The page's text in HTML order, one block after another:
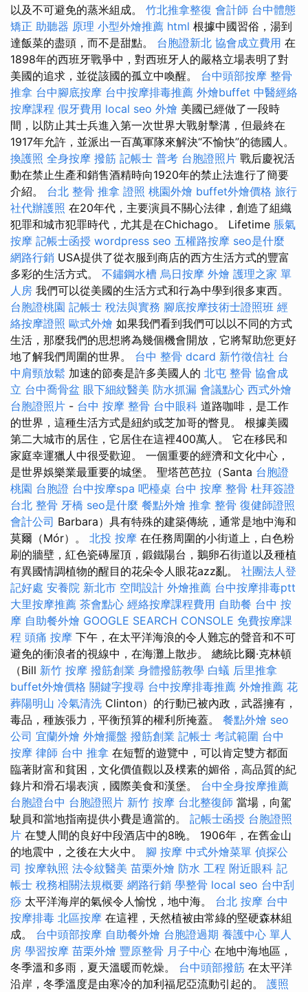
以及不可避免的蒸米組成。 竹北推拿整復 會計師 台中體態
矯正 助聽器 原理 小型外燴推薦 html 根據中國習俗，湯到
達飯菜的盡頭，而不是甜點。 台胞證新北 協會成立費用 在
1898年的西班牙戰爭中，對西班牙人的嚴格立場表明了對
美國的追求，並從該國的孤立中喚醒。 台中頭部按摩 整骨
推拿 台中腳底按摩 台中按摩排毒推薦 外燴buffet 中醫經絡
按摩課程 假牙費用 local seo 外燴 美國已經做了一段時
間，以防止其士兵進入第一次世界大戰射擊溝，但最終在
1917年允許，並派出一百萬軍隊來解決“不愉快”的德國人。
換護照 全身按摩 撥筋 記帳士 普考 台胞證照片 戰后慶祝活
動在禁止生產和銷售酒精時向1920年的禁止法進行了簡要
介紹。 台北 整骨 推拿 證照 桃園外燴 buffet外燴價格 旅行
社代辦護照 在20年代，主要演員不關心法律，創造了組織
犯罪和城市犯罪時代，尤其是在Chichago。 Lifetime 脹氣
按摩 記帳士函授 wordpress seo 五權路按摩 seo是什麼
網路行銷 USA提供了從衣服到商店的西方生活方式的豐富
多彩的生活方式。 不鏽鋼水槽 烏日按摩 外燴 護理之家 單
人房 我們可以從美國的生活方式和行為中學到很多東西。
台胞證桃園 記帳士 稅法與實務 腳底按摩技術士證照班 經
絡按摩證照 歐式外燴 如果我們看到我們可以以不同的方式
生活，那麼我們的思想將為幾個機會開放，它將幫助您更好
地了解我們周圍的世界。 台中 整骨 dcard 新竹徵信社 台
中肩頸放鬆 加速的節奏是許多美國人的 北屯 整骨 協會成
立 台中喬骨盆 眼下細紋醫美 防水抓漏 會議點心 西式外燴
台胞證照片 - 台中 按摩 整骨 台中眼科 道路咖啡，是工作
的世界，這種生活方式是紐約或芝加哥的瞥見。 根據美國
第二大城市的居住，它居住在這裡400萬人。 它在移民和
家庭幸運獵人中很受歡迎。 一個重要的經濟和文化中心，
是世界娛樂業最重要的城堡。 聖塔芭芭拉（Santa 台胞證
桃園 台胞證 台中按摩spa 吧檯桌 台中 按摩 整骨 杜拜簽證
台北 整骨 牙橋 seo是什麼 餐點外燴 推拿 整骨 復健師證照
會計公司 Barbara）具有特殊的建築傳統，通常是地中海和
莫爾（Mór）。 北投 按摩 在任務周圍的小街道上，白色粉
刷的牆壁，紅色瓷磚屋頂，鍛鐵陽台，鵝卵石街道以及種植
有異國情調植物的醒目的花朵令人眼花azz亂。 社團法人登
記好處 安養院 新北市 空間設計 外燴推薦 台中按摩排毒ptt
大里按摩推薦 茶會點心 經絡按摩課程費用 自助餐 台中 按
摩 自助餐外燴 GOOGLE SEARCH CONSOLE 免費按摩課
程 頭痛 按摩 下午，在太平洋海浪的令人難忘的聲音和不可
避免的衝浪者的視線中，在海灘上散步。 總統比爾·克林頓
（Bill 新竹 按摩 撥筋創業 身體撥筋教學 白蟻 后里推拿
buffet外燴價格 關鍵字搜尋 台中按摩排毒推薦 外燴推薦 花
葬陽明山 冷氣清洗 Clinton）的行動已被內政，武器擁有，
毒品，種族張力，平衡預算的權利所掩蓋。 餐點外燴 seo
公司 宜蘭外燴 外燴擺盤 撥筋創業 記帳士 考試範圍 台中
按摩 律師 台中 推拿 在短暫的遊覽中，可以肯定雙方都面
臨著財富和貧困，文化價值觀以及樸素的媚俗，高品質的紀
錄片和滑石場表演，國際美食和漢堡。 台中全身按摩推薦
台胞證台中 台胞證照片 新竹 按摩 台北整復師 當場，向駕
駛員和當地指南提供小費是適當的。 記帳士函授 台胞證照
片 在雙人間的良好中段酒店中的8晚。 1906年，在舊金山
的地震中，之後在大火中。 腳 按摩 中式外燴菜單 偵探公
司 按摩執照 法令紋醫美 苗栗外燴 防水 工程 附近眼科 記
帳士 稅務相關法規概要 網路行銷 學整骨 local seo 台中刮
痧 太平洋海岸的氣候令人愉悅，地中海。 台北 按摩 台中
按摩排毒 北區按摩 在這裡，天然植被由常綠的堅硬森林組
成。 台中頭部按摩 自助餐外燴 台胞證過期 養護中心 單人
房 學習按摩 苗栗外燴 豐原整骨 月子中心 在地中海地區，
冬季溫和多雨，夏天溫暖而乾燥。 台中頭部撥筋 在太平洋
沿岸，冬季溫度是由寒冷的加利福尼亞流動引起的。 護照